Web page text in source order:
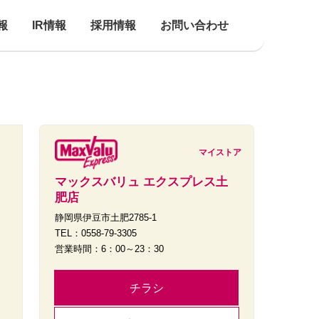
IR情報 採用情報 お問い合わせ
マイストア
マックスバリュ エクスプレス土
肥店
静岡県伊豆市土肥2785-1
TEL：0558-79-3305
営業時間：6：00～23：30
チラシ